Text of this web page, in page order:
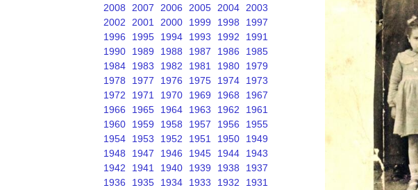
2008
2007 2006 2005 2004
2003
2002
2001 2000 1999 1998
1997
1996
1995 1994 1993 1992
1991
1990
1989 1988 1987 1986
1985
1984
1983 1982 1981 1980
1979
1978
1977 1976 1975 1974
1973
1972
1971 1970 1969 1968
1967
1966
1965 1964 1963 1962
1961
1960
1959 1958 1957 1956
1955
1954
1953 1952 1951 1950
1949
1948
1947 1946 1945 1944
1943
1942
1941 1940 1939 1938
1937
1936
1935 1934 1933 1932
1931